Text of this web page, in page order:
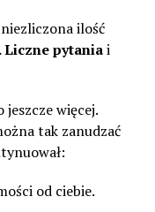
ilość
Liczne pytaniai
więcej.
tak zanudzać
od ciebie.